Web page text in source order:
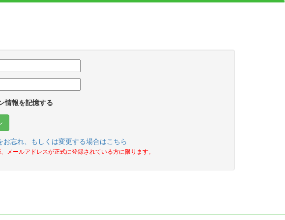
情報を記憶する
お忘れ、もしくは変更する場合はこちら
メールアドレスが正式に登録されている方に限ります。